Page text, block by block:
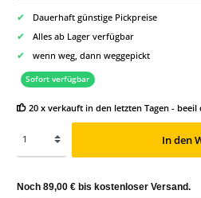
✔ Dauerhaft günstige Pickpreise
✔ Alles ab Lager verfügbar
✔ wenn weg, dann weggepickt
Sofort verfügbar
20 x verkauft in den letzten Tagen - beeil
In den
Noch 89,00 € bis kostenloser Versand.